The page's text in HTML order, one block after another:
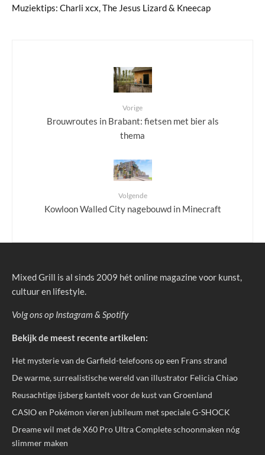
Muziektips: Charli xcx, The Jesus Lizard & Kneecap
Vorige
Brouwroutes in Brabant: fietsen met bier als
thema
Volgende
Kowloon Walled City nagebouwd in Minecraft
Mixed Grill is al sinds 2009 hét online magazine voor kunst,
cultuur en lifestyle.
Volg ons op Instagram & Spotify
Bekijk de meest recente artikelen:
Het mysterie van de Garfield-telefoons op een Frans strand
De warme, surrealistische wereld van illustrator Felicia Chiao
Reusachtige ijsberg kantelt voor de kust van Groenland
CASIO en Pokémon vieren jubileum met speciale G-SHOCK
Dreame wil met de X60 Pro Ultra Complete schoonmaken nóg
slimmer maken